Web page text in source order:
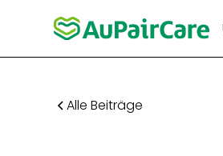
Alle Beiträge